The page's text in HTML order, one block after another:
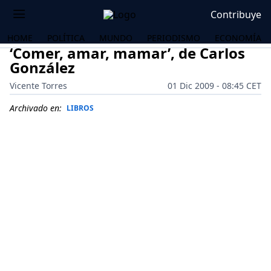
Contribuye
HOME POLÍTICA MUNDO PERIODISMO ECONOMÍA
‘Comer, amar, mamar’, de Carlos
González
Vicente Torres
01 Dic 2009 - 08:45 CET
Archivado en: LIBROS